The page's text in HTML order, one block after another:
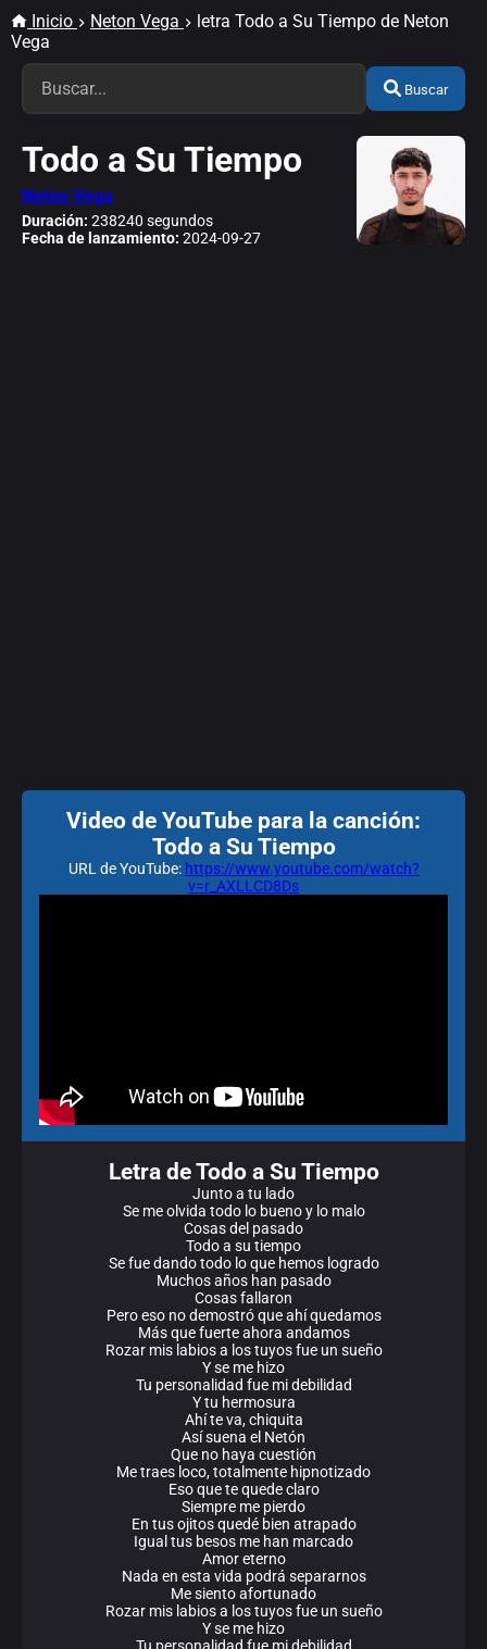
Inicio Neton Vega
letra Todo a Su Tiempo de Neton
Vega
Buscar
Todo a Su Tiempo
Neton Vega
Duración: 238240 segundos
Fecha de lanzamiento: 2024-09-27
Video de YouTube para la canción:
Todo a Su Tiempo
URL de YouTube: https://www.youtube.com/watch?
v=r_AXLLCD8Ds
Letra de Todo a Su Tiempo
Junto a tu lado
Se me olvida todo lo bueno y lo malo
Cosas del pasado
Todo a su tiempo
Se fue dando todo lo que hemos logrado
Muchos años han pasado
Cosas fallaron
Pero eso no demostró que ahí quedamos
Más que fuerte ahora andamos
Rozar mis labios a los tuyos fue un sueño
Y se me hizo
Tu personalidad fue mi debilidad
Y tu hermosura
Ahí te va, chiquita
Así suena el Netón
Que no haya cuestión
Me traes loco, totalmente hipnotizado
Eso que te quede claro
Siempre me pierdo
En tus ojitos quedé bien atrapado
Igual tus besos me han marcado
Amor eterno
Nada en esta vida podrá separarnos
Me siento afortunado
Rozar mis labios a los tuyos fue un sueño
Y se me hizo
Tu personalidad fue mi debilidad